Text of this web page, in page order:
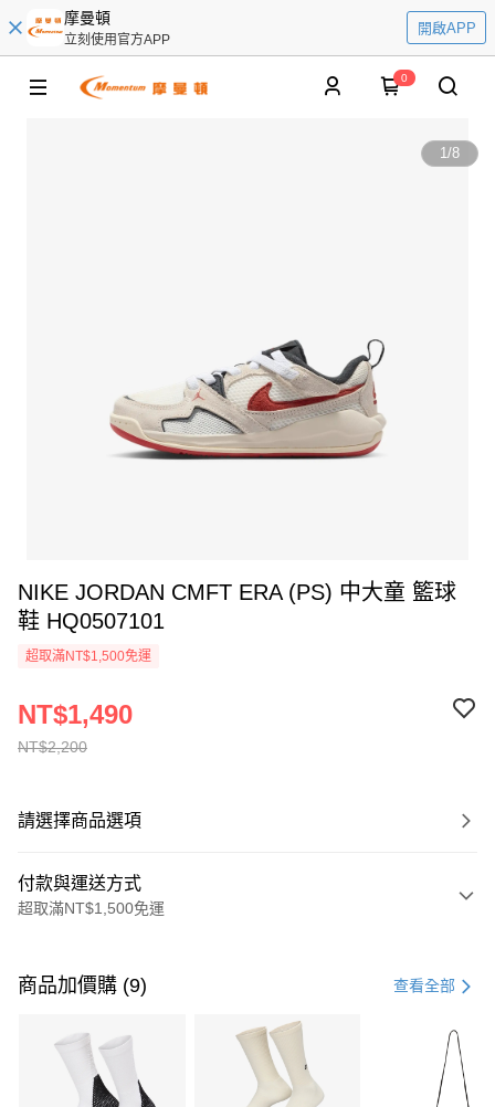
摩曼頓
立刻使用官方APP
開啟APP
0
1/8
NIKE JORDAN CMFT ERA (PS) 中大童 籃球
鞋 HQ0507101
超取滿NT$1,500免運
NT$2,200
NT$1,490
請選擇商品選項
付款與運送方式
超取滿NT$1,500免運
信用卡一次付款
3 期 0 利率 每期 21家銀行
合作金庫商業銀行
第一商業銀行
商品加價購 (9) 查看全部